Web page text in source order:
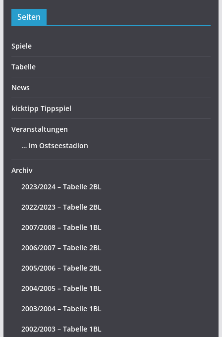
Seiten
Spiele
Tabelle
News
kicktipp Tippspiel
Veranstaltungen
… im Ostseestadion
Archiv
2023/2024 – Tabelle 2BL
2022/2023 – Tabelle 2BL
2007/2008 – Tabelle 1BL
2006/2007 – Tabelle 2BL
2005/2006 – Tabelle 2BL
2004/2005 – Tabelle 1BL
2003/2004 – Tabelle 1BL
2002/2003 – Tabelle 1BL